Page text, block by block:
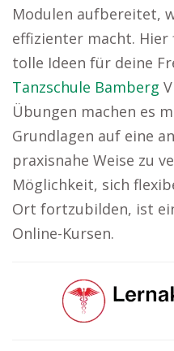
Modulen aufbereitet,
effizienter macht.
tolle Ideen für deine
Tanzschule Bamberg
Übungen machen es
Grundlagen auf eine
praxisnahe Weise zu
Möglichkeit, sich
Ort fortzubilden, ist
Online-Kursen.